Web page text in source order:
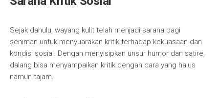
Sejak dahulu, wayang kulit telah menjadi sarana bagi
seniman untuk menyuarakan kritik terhadap kekuasaan dan
kondisi sosial. Dengan menyisipkan unsur humor dan satire,
dalang bisa menyampaikan kritik dengan cara yang halus
namun tajam.